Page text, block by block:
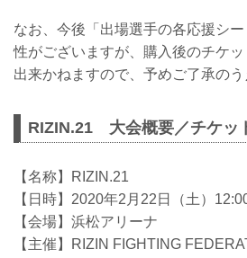
なお、今後「出場選手の各応援シ
性がございますが、購入後のチケ
出来かねますので、予めご了承のう
RIZIN.21 大会概要／チケッ
【名称】RIZIN.21
【日時】2020年2月22日（土）
【会場】浜松アリーナ
【主催】RIZIN FIGHTING